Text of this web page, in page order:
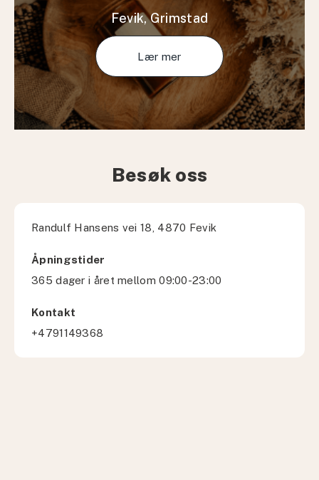
Fevik, Grimstad
Lær mer
Besøk oss
Randulf Hansens vei 18, 4870 Fevik
Åpningstider
365 dager i året mellom 09:00-23:00
Kontakt
+4791149368